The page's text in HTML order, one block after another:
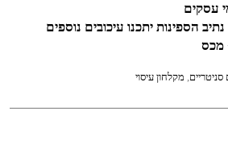
הספינות יתכנו עיכובים נוספים
,מקלחון עיסוי